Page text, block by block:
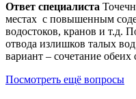
Ответ специалиста
местах с повышенным
водостоков, кранов и т.д.
отвода излишков талых
вариант – сочетание обеих
Посмотреть ещё вопросы